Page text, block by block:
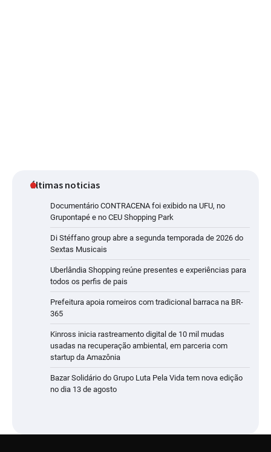
últimas noticias
Documentário CONTRACENA foi exibido na UFU, no
Grupontapé e no CEU Shopping Park
Di Stéffano group abre a segunda temporada de 2026 do
Sextas Musicais
Uberlândia Shopping reúne presentes e experiências para
todos os perfis de pais
Prefeitura apoia romeiros com tradicional barraca na BR-
365
Kinross inicia rastreamento digital de 10 mil mudas
usadas na recuperação ambiental, em parceria com
startup da Amazônia
Bazar Solidário do Grupo Luta Pela Vida tem nova edição
no dia 13 de agosto